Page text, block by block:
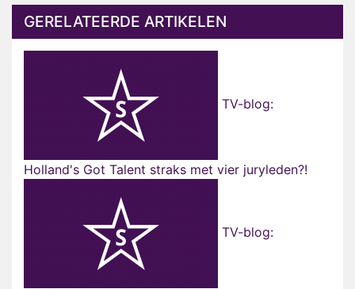
GERELATEERDE ARTIKELEN
TV-blog:
Holland's Got Talent straks met vier juryleden?!
TV-blog: